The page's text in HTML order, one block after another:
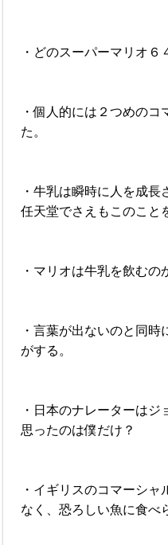
・どのスーパーマリオ６
・個人的には２つめの
た。
・牛乳は瞬時に人を成長
任天堂でさえもこのこと
・マリオは牛乳を飲むの
・言葉が出ないのと同
がする。
・日本のナレーターは
思ったのは僕だけ？
・イギリスのコマーシ
なく、恐ろしい魚に食べ